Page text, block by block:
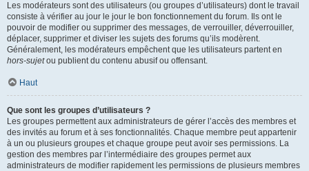
Les modérateurs sont des utilisateurs (ou groupes d’utilisateurs) dont le travail
consiste à vérifier au jour le jour le bon fonctionnement du forum. Ils ont le
pouvoir de modifier ou supprimer des messages, de verrouiller, déverrouiller,
déplacer, supprimer et diviser les sujets des forums qu’ils modèrent.
Généralement, les modérateurs empêchent que les utilisateurs partent en
hors-sujetou publient du contenu abusif ou offensant.
Haut
Que sont les groupes d’utilisateurs ?
Les groupes permettent aux administrateurs de gérer l’accès des membres et
des invités au forum et à ses fonctionnalités. Chaque membre peut appartenir
à un ou plusieurs groupes et chaque groupe peut avoir ses permissions. La
gestion des membres par l’intermédiaire des groupes permet aux
administrateurs de modifier rapidement les permissions de plusieurs membres